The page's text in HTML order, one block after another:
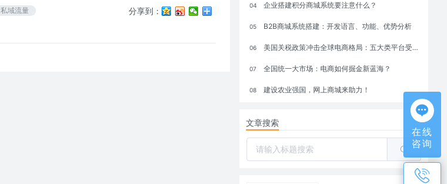
私域流量
分享到：
04 企业搭建积分商城系统要注意什么？
05 B2B商城系统搭建：开发语言、功能、优势分析
06 美国关税政策冲击全球电商格局：五大类平台受重创，转型与自救成关键
07 全国统一大市场：电商如何掘金新蓝海？
08 建设农业强国，网上商城来助力！
文章搜索
在线
咨询